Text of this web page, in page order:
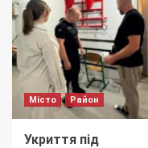
Місто Район
Укриття під